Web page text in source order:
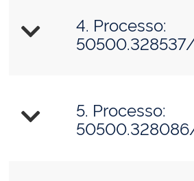
4. Processo:
5. Processo: